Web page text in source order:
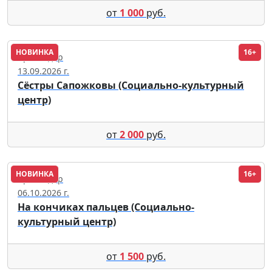
от 1 000 руб.
НОВИНКА 16+
Краснодар
13.09.2026 г.
Сёстры Сапожковы (Социально-культурный
центр)
от2 000 руб.
НОВИНКА 16+
Краснодар
06.10.2026 г.
На кончиках пальцев (Социально-
культурный центр)
от 1 500 руб.